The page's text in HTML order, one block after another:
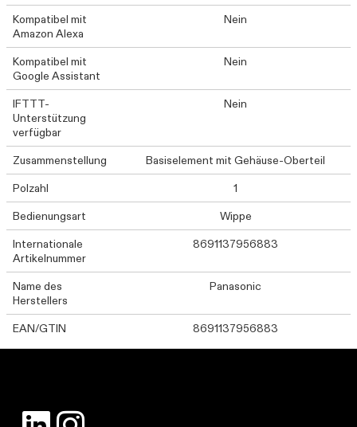
Kompatibel mit
Amazon Alexa
Nein
Kompatibel mit
Google Assistant
Nein
IFTTT-
Unterstützung
verfügbar
Nein
Zusammenstellung
Basiselement mit Gehäuse-Oberteil
Polzahl
1
Bedienungsart
Wippe
Internationale
Artikelnummer
8691137956883
Name des
Herstellers
Panasonic
EAN/GTIN 8691137956883